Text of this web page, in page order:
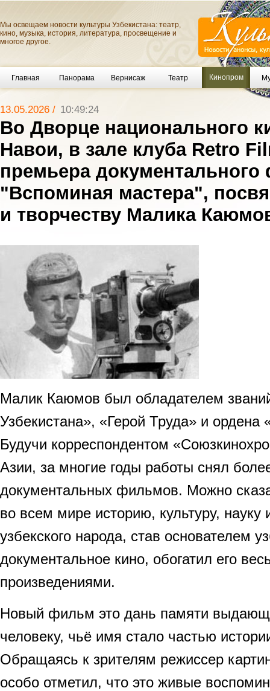
Мы освещаем новости культуры Узбекистана: театр,
кино, музыка, история, литература, просвещение и
многое другое.
Главная Панорама Вернисаж Театр Кинопром
13.05.2026 / 10:49:24
Во Дворце национального
Навои, в зале клуба Retro
премьера
"Вспоминая мастера",
и творчеству Малика
Малик Каюмов был обладателем
Узбекистана», «Герой Труда» и ордена
Будучи корреспондентом
Азии, за многие годы работы снял
документальных фильмов. Можно
во всем мире историю, культуру, науку
узбекского народа, став основателем
документальное кино, обогатил его
произведениями.
Новый фильм это дань памяти
человеку, чьё имя стало частью
Обращаясь к зрителям режиссер
особо отметил, что это живые